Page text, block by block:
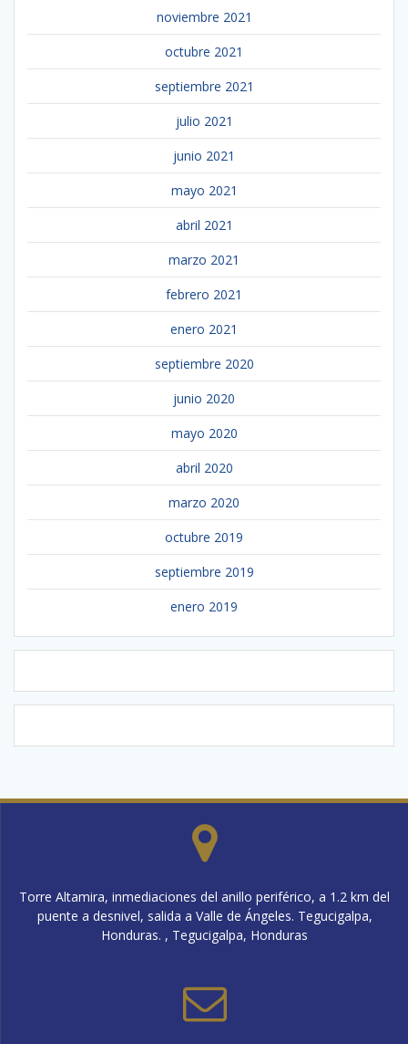
noviembre 2021
octubre 2021
septiembre 2021
julio 2021
junio 2021
mayo 2021
abril 2021
marzo 2021
febrero 2021
enero 2021
septiembre 2020
junio 2020
mayo 2020
abril 2020
marzo 2020
octubre 2019
septiembre 2019
enero 2019
Torre Altamira, inmediaciones del anillo periférico, a 1.2 km del
puente a desnivel, salida a Valle de Ángeles. Tegucigalpa,
Honduras. , Tegucigalpa, Honduras